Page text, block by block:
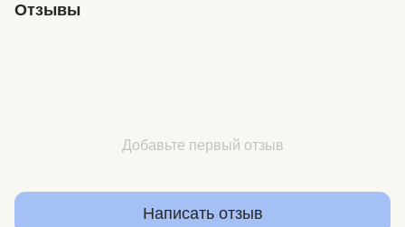
Отзывы
Добавьте первый отзыв
Написать отзыв